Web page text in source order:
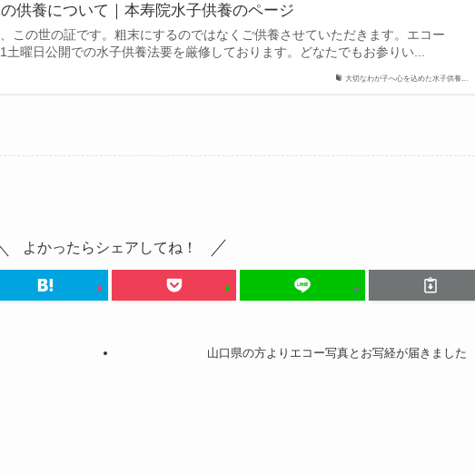
大切なわが子へ心を込めた水子供養...
供養について｜本寿院水子供養のページ
この世の証です。粗末にするのではなくご供養させていただきます。エコー
土曜日公開での水子供養法要を厳修しております。どなたでもお参りい...
よかったらシェアしてね！
山口県の方よりエコー写真とお写経が届きました